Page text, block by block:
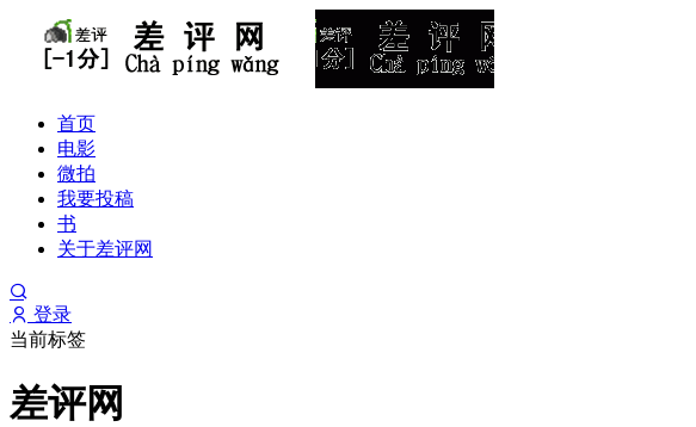
首页
电影
微拍
我要投稿
书
关于差评网
登录
当前标签
差评网